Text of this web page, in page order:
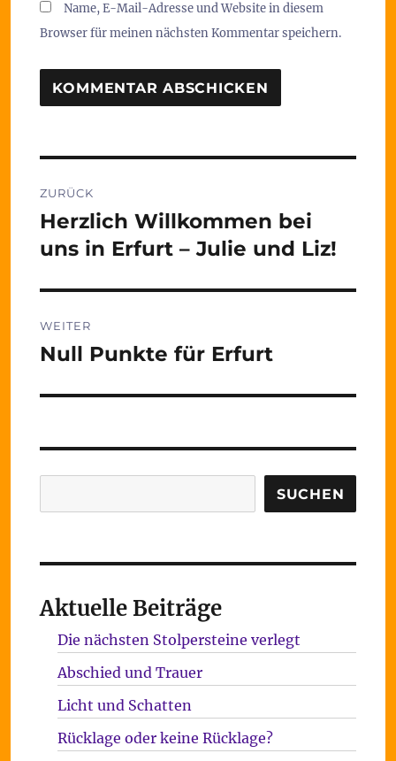
Name, E-Mail-Adresse und Website in diesem
Browser für meinen nächsten Kommentar speichern.
ZURÜCK
Vorheriger
Beitrag:
Herzlich Willkommen bei
uns in Erfurt – Julie und Liz!
WEITER
Nächster
Null Punkte für Erfurt
SUCHEN
Aktuelle Beiträge
Die nächsten Stolpersteine verlegt
Abschied und Trauer
Licht und Schatten
Rücklage oder keine Rücklage?